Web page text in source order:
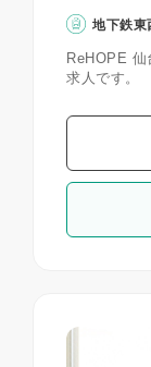
地下鉄東
ReHOPE
求人です。